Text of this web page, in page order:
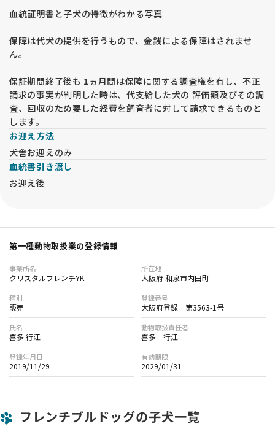
血統証明書と子犬の特徴がわかる写真
保障は代犬の提供を行うもので、金銭による保障はされませ
ん。
保証期間終了後も 1ヵ月間は保障に関する調査権を有し、不正
請求の事実が判明した時は、代支給した犬の 評価額及びその調
査、回収のため要した経費を飼育者に対して請求できるものと
します。
お迎え方法
犬舎お迎えのみ
血統書引き渡し
お迎え後
第一種動物取扱業の登録情報
事業所名
クリスタルフレンチYK
所在地
大阪府 和泉市内田町
種別
販売
登録番号
大阪府登録 第3563-1号
氏名
喜多 行江
動物取扱責任者
喜多 行江
登録年月日
2019/11/29
有効期限
2029/01/31
フレンチブルドッグの子犬一覧